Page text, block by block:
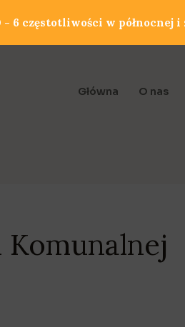
Główna O nas
Komunalnej
6 częstotliwości w północnej